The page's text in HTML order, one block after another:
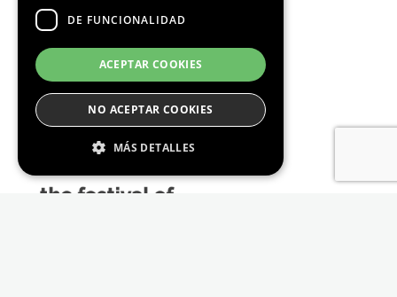
Media Partners
DE FUNCIONALIDAD
ACEPTAR COOKIES
NO ACEPTAR COOKIES
MÁS DETALLES